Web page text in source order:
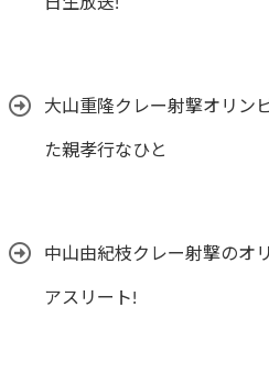
大山重隆クレー射撃オリン
た親孝行なひと
中山由紀枝クレー射撃のオ
アスリート!